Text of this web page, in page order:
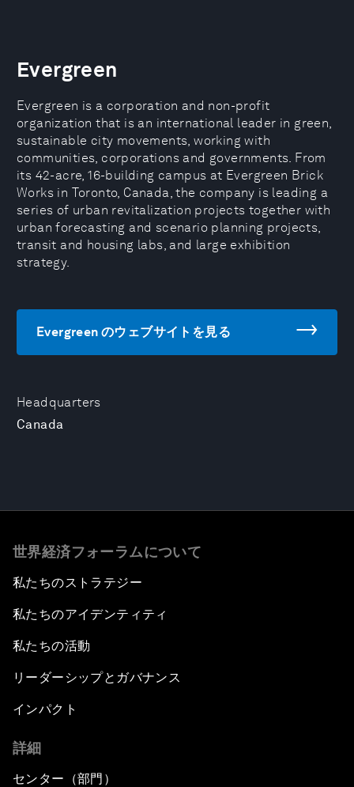
Headquarters
Canada
Evergreen
Evergreen is a corporation and non-profit
organization that is an international leader in green,
sustainable city movements, working with
communities, corporations and governments. From
its 42-acre, 16-building campus at Evergreen Brick
Works in Toronto, Canada, the company is leading a
series of urban revitalization projects together with
urban forecasting and scenario planning projects,
transit and housing labs, and large exhibition
strategy.
Evergreen のウェブサイトを見る
世界経済フォーラムについて
私たちのストラテジー
私たちのアイデンティティ
私たちの活動
リーダーシップとガバナンス
インパクト
詳細
センター（部門）